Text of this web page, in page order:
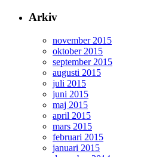
Arkiv
november 2015
oktober 2015
september 2015
augusti 2015
juli 2015
juni 2015
maj 2015
april 2015
mars 2015
februari 2015
januari 2015